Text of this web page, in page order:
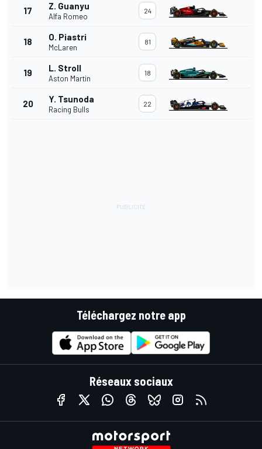
17 Z. Guanyu
Alfa Romeo
24
18 O. Piastri
McLaren
81
19 L. Stroll
Aston Martin
18
20 Y. Tsunoda
Racing Bulls
22
Téléchargez notre app
Réseaux sociaux